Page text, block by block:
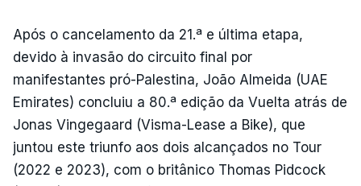
Após o cancelamento da 21.ª e última etapa,
devido à invasão do circuito final por
manifestantes pró-Palestina, João Almeida (UAE
Emirates) concluiu a 80.ª edição da Vuelta atrás de
Jonas Vingegaard (Visma-Lease a Bike), que
juntou este triunfo aos dois alcançados no Tour
(2022 e 2023), com o britânico Thomas Pidcock